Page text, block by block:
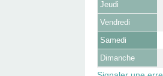
Jeudi
Vendredi
Samedi
Dimanche